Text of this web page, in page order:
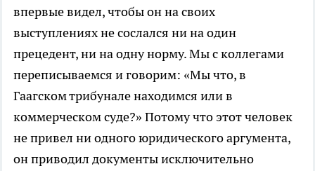
впервые видел, чтобы он на своих
выступлениях не сослался ни на один
прецедент, ни на одну норму. Мы с коллегами
переписываемся и говорим: «Мы что, в
Гаагском трибунале находимся или в
коммерческом суде?» Потому что этот человек
не привел ни одного юридического аргумента,
он приводил документы исключительно